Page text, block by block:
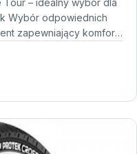
– idealny wybór dla
Wybór odpowiednich
zapewniający komfort i